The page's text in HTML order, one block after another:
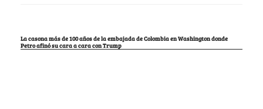
La casona más de 100 años de la embajada de Colombia en Washington donde
Petro afinó su cara a cara con Trump